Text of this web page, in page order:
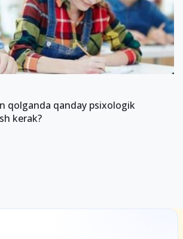
qolganda qanday psixologik
kerak?